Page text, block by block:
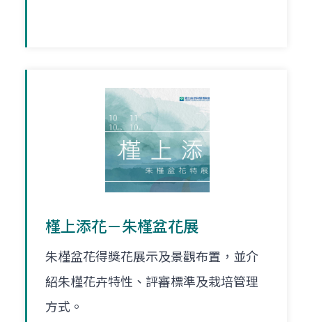
槿上添花－朱槿盆花展
朱槿盆花得獎花展示及景觀布置，並介
紹朱槿花卉特性、評審標準及栽培管理
方式。